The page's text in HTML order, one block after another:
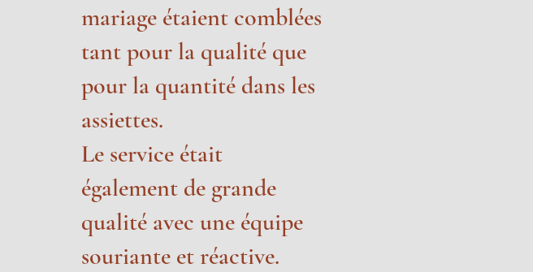
mariage étaient comblées
tant pour la qualité que
pour la quantité dans les
assiettes.
Le service était
également de grande
qualité avec une équipe
souriante et réactive.